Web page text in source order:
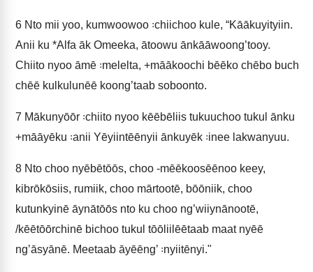
6 Nto mii yoo, kumwoowoo ꞉chiichoo kule, “Kāākuyityiin.
Anii ku *Alfa āk Omeeka, ātoowu ānkāāwoong’tooy.
Chiito nyoo āmē ꞉melelta, +māākoochi bēēko chēbo buch
chēē kulkulunēē koong’taab soboonto.
7 Mākunyōōr ꞉chiito nyoo kēēbēliis tukuuchoo tukul ānku
+māāyēku ꞉anii Yēyiintēēnyii ānkuyēk ꞉inee lakwanyuu.
8 Nto choo nyēbētōōs, choo ‑mēēkoosēēnoo keey,
kibrōkōsiis, rumiik, choo mārtootē, bōōniik, choo
kutunkyinē āynātōōs nto ku choo ng’wiiynānootē,
/kēētōōrchinē bichoo tukul tōōliilēētaab maat nyēē
ng’āsyānē. Meetaab āyēēng’ ꞉nyiitēnyi."